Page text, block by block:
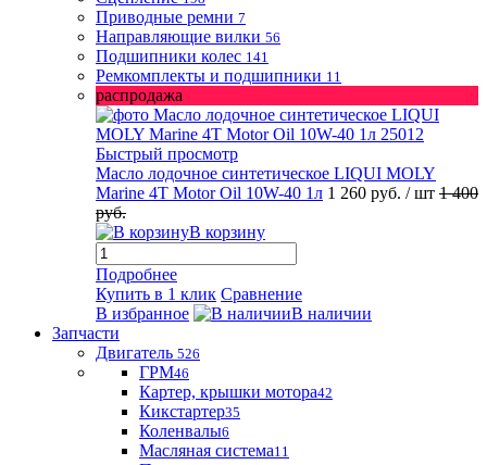
Приводные ремни 7
Направляющие вилки 56
Подшипники колес 141
Ремкомплекты и подшипники 11
распродажа
Быстрый просмотр
Масло лодочное синтетическое LIQUI MOLY
Marine 4T Motor Oil 10W-40 1л 1 260 руб. / шт 1 400
руб.
В корзину
Подробнее
Купить в 1 клик Сравнение
В избранное
В наличии
Запчасти
Двигатель 526
ГРМ46
Картер, крышки мотора42
Кикстартер35
Коленвалы6
Масляная система11